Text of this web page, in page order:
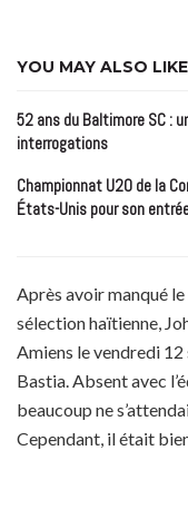
YOU MAY ALSO LIKE
52 ans du Baltimore SC :
interrogations
Championnat U20 de la
États-Unis pour son
Après avoir manqué
sélection haïtienne,
Amiens le vendredi
Bastia. Absent avec
beaucoup ne
Cependant, il était